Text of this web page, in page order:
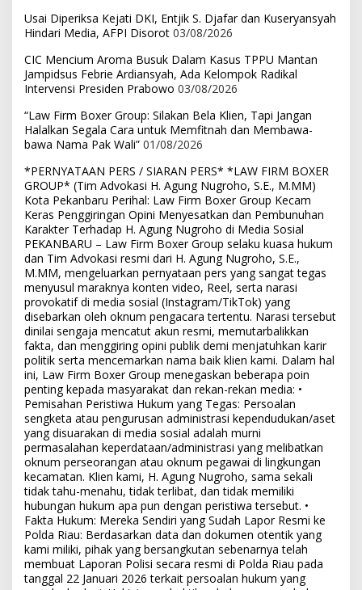
Usai Diperiksa Kejati DKI, Entjik S. Djafar dan Kuseryansyah
Hindari Media, AFPI Disorot 03/08/2026
CIC Mencium Aroma Busuk Dalam Kasus TPPU Mantan
Jampidsus Febrie Ardiansyah, Ada Kelompok Radikal
Intervensi Presiden Prabowo 03/08/2026
“Law Firm Boxer Group: Silakan Bela Klien, Tapi Jangan
Halalkan Segala Cara untuk Memfitnah dan Membawa-
bawa Nama Pak Wali” 01/08/2026
*PERNYATAAN PERS / SIARAN PERS* *LAW FIRM BOXER
GROUP* (Tim Advokasi H. Agung Nugroho, S.E., M.MM)
Kota Pekanbaru Perihal: Law Firm Boxer Group Kecam
Keras Penggiringan Opini Menyesatkan dan Pembunuhan
Karakter Terhadap H. Agung Nugroho di Media Sosial
PEKANBARU – Law Firm Boxer Group selaku kuasa hukum
dan Tim Advokasi resmi dari H. Agung Nugroho, S.E.,
M.MM, mengeluarkan pernyataan pers yang sangat tegas
menyusul maraknya konten video, Reel, serta narasi
provokatif di media sosial (Instagram/TikTok) yang
disebarkan oleh oknum pengacara tertentu. Narasi tersebut
dinilai sengaja mencatut akun resmi, memutarbalikkan
fakta, dan menggiring opini publik demi menjatuhkan karir
politik serta mencemarkan nama baik klien kami. Dalam hal
ini, Law Firm Boxer Group menegaskan beberapa poin
penting kepada masyarakat dan rekan-rekan media: •
Pemisahan Peristiwa Hukum yang Tegas: Persoalan
sengketa atau pengurusan administrasi kependudukan/aset
yang disuarakan di media sosial adalah murni
permasalahan keperdataan/administrasi yang melibatkan
oknum perseorangan atau oknum pegawai di lingkungan
kecamatan. Klien kami, H. Agung Nugroho, sama sekali
tidak tahu-menahu, tidak terlibat, dan tidak memiliki
hubungan hukum apa pun dengan peristiwa tersebut. •
Fakta Hukum: Mereka Sendiri yang Sudah Lapor Resmi ke
Polda Riau: Berdasarkan data dan dokumen otentik yang
kami miliki, pihak yang bersangkutan sebenarnya telah
membuat Laporan Polisi secara resmi di Polda Riau pada
tanggal 22 Januari 2026 terkait persoalan hukum yang